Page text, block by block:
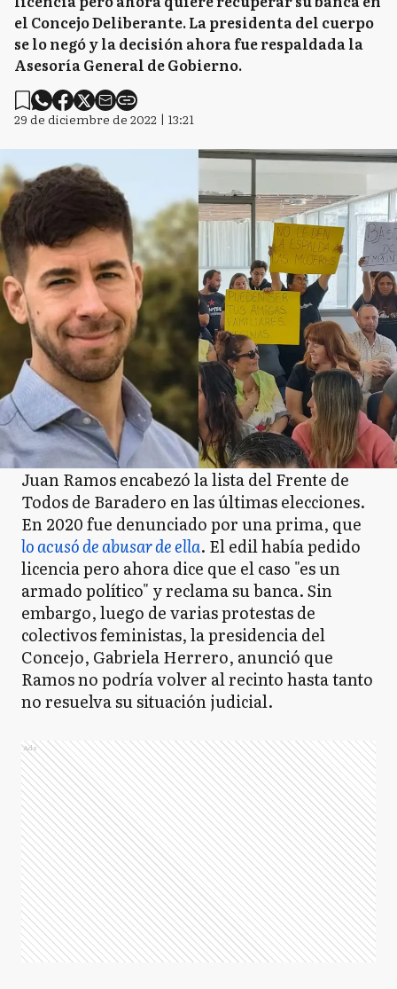
el Concejo Deliberante. La presidenta del cuerpo
se lo negó y la decisión ahora fue respaldada la
Asesoría General de Gobierno.
29 de diciembre de 2022 | 13:21
Juan Ramos encabezó la lista del Frente de
Todos de Baradero en las últimas elecciones.
En 2020 fue denunciado por una prima, que
lo acusó de abusar de ella. El edil había pedido
licencia pero ahora dice que el caso "es un
armado político" y reclama su banca. Sin
embargo, luego de varias protestas de
colectivos feministas, la presidencia del
Concejo, Gabriela Herrero, anunció que
Ramos no podría volver al recinto hasta tanto
no resuelva su situación judicial.
Ads